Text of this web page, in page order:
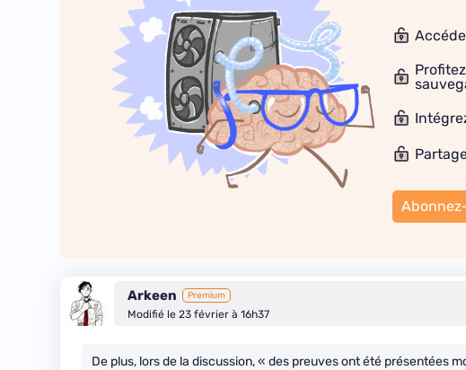
Arkeen Premium
Modifié le 23 février à 16h37
De plus, lors de la discussion, « des preuves ont été présentées